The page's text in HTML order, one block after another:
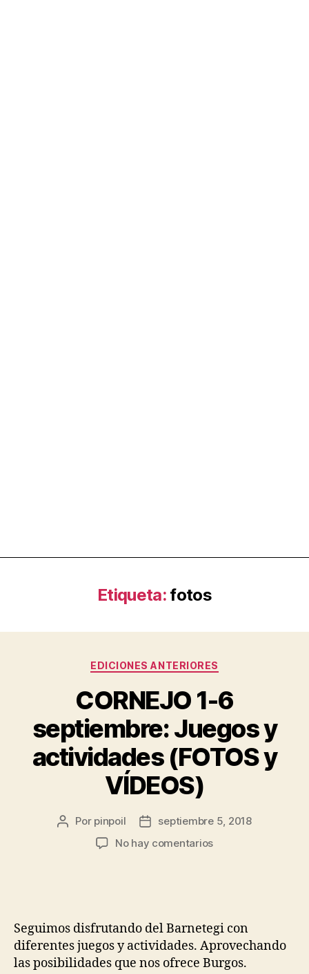
Etiqueta: fotos
EDICIONES ANTERIORES
CORNEJO 1-6
septiembre: Juegos y
actividades (FOTOS y
VÍDEOS)
Por pinpoil
septiembre 5, 2018
No hay comentarios
Seguimos disfrutando del Barnetegi con
diferentes juegos y actividades. Aprovechando
las posibilidades que nos ofrece Burgos.